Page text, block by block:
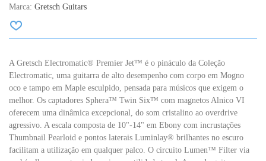
Marca: Gretsch Guitars
A Gretsch Electromatic® Premier Jet™ é o pináculo da Coleção
Electromatic, uma guitarra de alto desempenho com corpo em Mogno
oco e tampo em Maple esculpido, pensada para músicos que exigem o
melhor. Os captadores Sphera™ Twin Six™ com magnetos Alnico VI
oferecem uma dinâmica excepcional, do som cristalino ao overdrive
agressivo. A escala composta de 10"-14" em Ebony com incrustações
Thumbnail Pearloid e pontos laterais Luminlay® brilhantes no escuro
facilitam a utilização em qualquer palco. O circuito Lumen™ Filter via